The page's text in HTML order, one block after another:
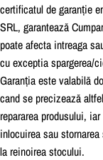
certificatul de garantie
SRL, garanteaza
poate afecta intreaga
cu exceptia spargerea/
Garantia este valabila
cand se precizeaza
repararea produsului,
inlocuirea sau
la reinoirea stocului.